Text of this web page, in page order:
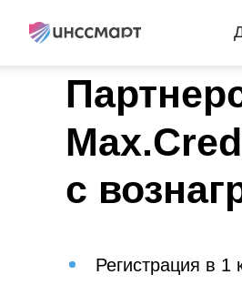
Регистрация в 1
с